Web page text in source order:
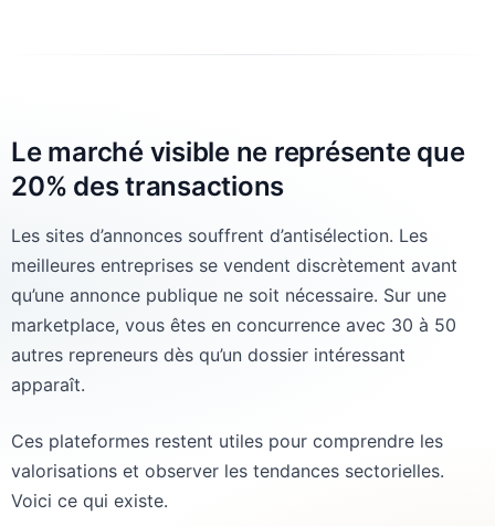
Le marché visible ne représente que
20% des transactions
Les sites d’annonces souffrent d’antisélection. Les
meilleures entreprises se vendent discrètement avant
qu’une annonce publique ne soit nécessaire. Sur une
marketplace, vous êtes en concurrence avec 30 à 50
autres repreneurs dès qu’un dossier intéressant
apparaît.
Ces plateformes restent utiles pour comprendre les
valorisations et observer les tendances sectorielles.
Voici ce qui existe.